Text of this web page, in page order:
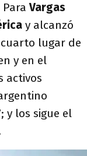
ParaVargas
y alcanzó
lugar de
y en el
activos
y los sigue el